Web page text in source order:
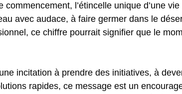
l’étincelle unique d’une
avec audace, à faire germer dans le
ce chiffre pourrait signifier que le
incitation à prendre des initiatives, à
rapides, ce message est un